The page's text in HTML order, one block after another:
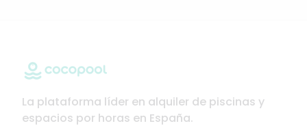
La plataforma líder en alquiler de piscinas y
espacios por horas en España.